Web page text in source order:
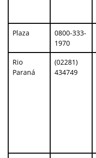
Plaza
0800-333-
1970
Rio
Paraná
(02281)
434749